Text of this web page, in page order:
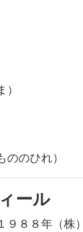
のひれ）
ール
９８８年（